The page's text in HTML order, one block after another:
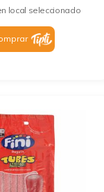
local seleccionado